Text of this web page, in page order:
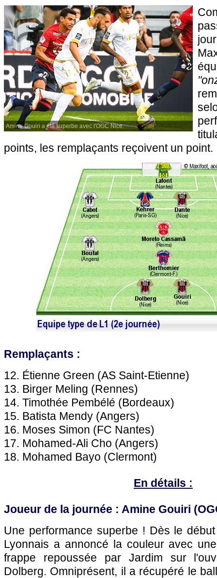
Amine Gouiri a été superbe avec l'OGC Nice.
points, les remplaçants reçoivent un point.
Remplaçants :
12. Étienne Green (AS Saint-Etienne)
13. Birger Meling (Rennes)
14. Timothée Pembélé (Bordeaux)
15. Batista Mendy (Angers)
16. Moses Simon (FC Nantes)
17. Mohamed-Ali Cho (Angers)
18. Mohamed Bayo (Clermont)
En détails :
Joueur de la journée : Amine Gouiri
Une performance superbe ! Dès le
Lyonnais a annoncé la couleur avec
frappe repoussée par Jardim sur
Dolberg. Omniprésent, il a récupéré le